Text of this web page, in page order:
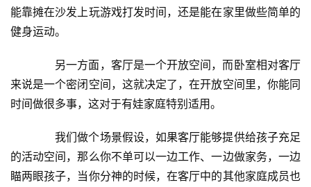
能靠摊在沙发上玩游戏打发时间，还是能在家里做些简单的
健身运动。
另一方面，客厅是一个开放空间，而卧室相对客厅
来说是一个密闭空间，这就决定了，在开放空间里，你能同
时间做很多事，这对于有娃家庭特别适用。
我们做个场景假设，如果客厅能够提供给孩子充足
的活动空间，那么你不单可以一边工作、一边做家务，一边
瞄两眼孩子，当你分神的时候，在客厅中的其他家庭成员也